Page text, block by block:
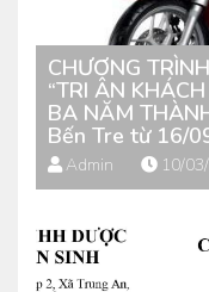
CHƯƠNG
“TRI ÂN
BA NĂM
Bến Tre từ 16/
Admin 10/